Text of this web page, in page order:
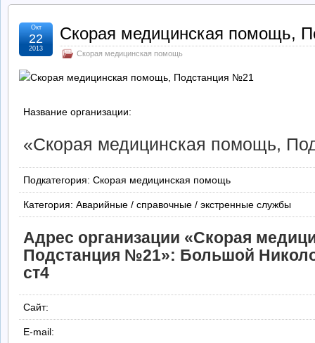
Скорая медицинская помощь,
Скорая медицинская помощь
Окт
22
2013
Название организации:
«Скорая медицинская помощь,
Подкатегория: Скорая медицинская помощь
Категория: Аварийные / справочные / экстренные службы
Адрес организации «Скорая
Подстанция №21»: Большой
ст4
Сайт:
E-mail: